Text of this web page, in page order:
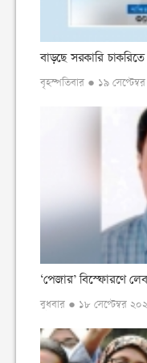
বাড়ছে সরকারি
বৃহস্পতিবার ● ১৯
‘পেজার’ বিস্ফোরণে
বুধবার ● ১৮ সেপ্টেম্বর